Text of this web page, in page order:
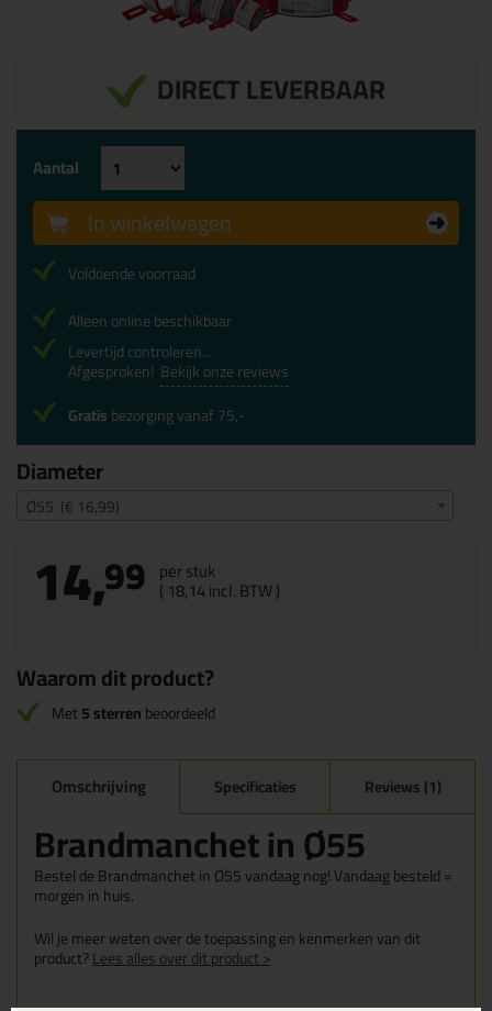
DIRECT LEVERBAAR
Diameter
Ø55 (€ 16,99)
14,99 per stuk
( 18,14incl. BTW )
Aantal
In winkelwagen
Voldoende voorraad
Alleen online beschikbaar
Levertijd controleren...
Afgesproken! Bekijk onze reviews
Gratisbezorging vanaf 75,-
Waarom dit product?
Met5 sterrenbeoordeeld
Omschrijving Specificaties Reviews (1)
Brandmanchet in Ø55
Bestel de Brandmanchet in Ø55 vandaag nog! Vandaag besteld =
morgen in huis.
Wil je meer weten over de toepassing en kenmerken van dit
product?Lees alles over dit product >